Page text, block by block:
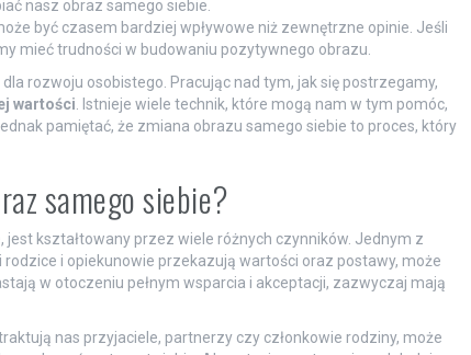
nasz obraz samego siebie.
być czasem bardziej wpływowe niż zewnętrzne opinie. Jeśli
mieć trudności w budowaniu pozytywnego obrazu.
rozwoju osobistego. Pracując nad tym, jak się postrzegamy,
wartości . Istnieje wiele technik, które mogą nam w tym pomóc,
pamiętać, że zmiana obrazu samego siebie to proces, który
samego siebie?
kształtowany przez wiele różnych czynników. Jednym z
rodzice i opiekunowie przekazują wartości oraz postawy, może
w otoczeniu pełnym wsparcia i akceptacji, zazwyczaj mają
nas przyjaciele, partnerzy czy członkowie rodziny, może